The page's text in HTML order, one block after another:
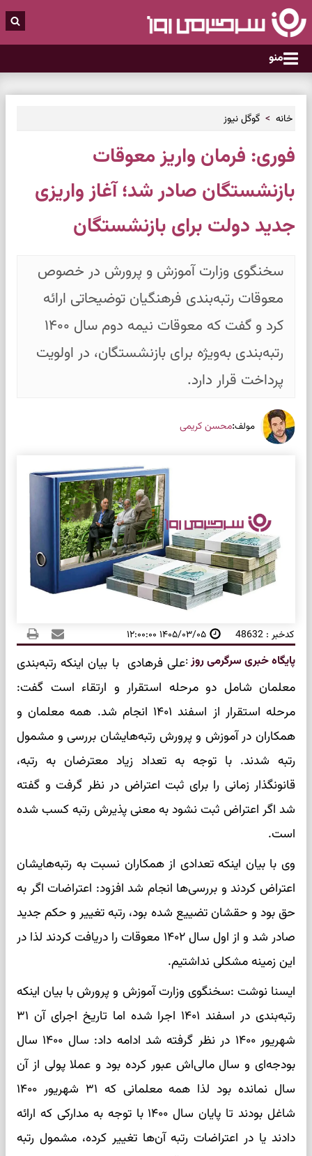
منو
خانه گوگل نیوز
فوری: فرمان واریز معوقات
بازنشستگان صادر شد؛ آغاز واریزی
جدید دولت برای بازنشستگان
سخنگوی وزارت آموزش و پرورش در خصوص
معوقات رتبه‌بندی فرهنگیان توضیحاتی ارائه
کرد و گفت که معوقات نیمه دوم سال ۱۴۰۰
رتبه‌بندی به‌ویژه برای بازنشستگان، در اولویت
پرداخت قرار دارد.
مولف:محسن کریمی
کدخبر : 48632 ۱۴۰۵/۰۳/۰۵ ۱۲:۰۰:۰۰
پایگاه خبری سرگرمی روز:علی فرهادی با بیان اینکه رتبه‌بندی
معلمان شامل دو مرحله استقرار و ارتقاء است گفت:
مرحله استقرار از اسفند ۱۴۰۱ انجام شد. همه معلمان و
همکاران در آموزش و پرورش رتبه‌هایشان بررسی و مشمول
رتبه شدند. با توجه به تعداد زیاد معترضان به رتبه،
قانونگذار زمانی را برای ثبت اعتراض در نظر گرفت و گفته
شد اگر اعتراض ثبت نشود به معنی پذیرش رتبه‌ کسب شده
است.
وی با بیان اینکه تعدادی از همکاران نسبت به رتبه‌هایشان
اعتراض کردند و بررسی‌ها انجام شد افزود: اعتراضات اگر به
حق بود و حقشان تضییع شده بود، رتبه تغییر و حکم جدید
صادر شد و از اول سال ۱۴۰۲ معوقات را دریافت کردند لذا در
این زمینه مشکلی نداشتیم.
ایسنا نوشت :سخنگوی وزارت آموزش و پرورش با بیان اینکه
رتبه‌بندی در اسفند ۱۴۰۱ اجرا شده اما تاریخ اجرای آن ۳۱
شهریور ۱۴۰۰ در نظر گرفته شد ادامه داد: سال ۱۴۰۰ سال
بودجه‌ای و سال مالی‌اش عبور کرده بود و عملا پولی از آن
سال نمانده بود لذا همه معلمانی که ۳۱ شهریور ۱۴۰۰
شاغل بودند تا پایان سال ۱۴۰۰ با توجه به مدارکی که ارائه
دادند یا در اعتراضات رتبه آن‌ها تغییر کرده، مشمول رتبه